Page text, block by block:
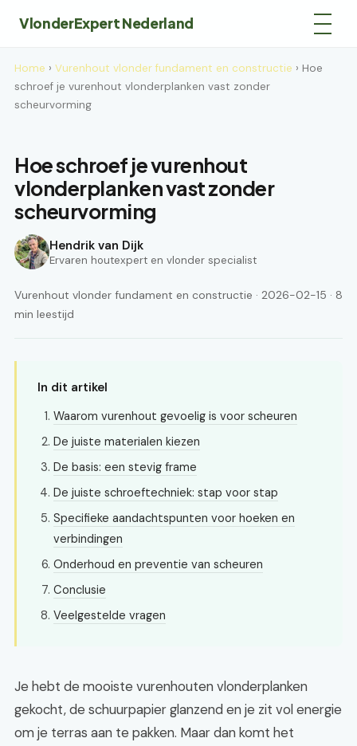
VlonderExpert Nederland
Home › Vurenhout vlonder fundament en constructie › Hoe
schroef je vurenhout vlonderplanken vast zonder
scheurvorming
Hoe schroef je vurenhout
vlonderplanken vast zonder
scheurvorming
Hendrik van Dijk
Ervaren houtexpert en vlonder specialist
Vurenhout vlonder fundament en constructie · 2026-02-15 · 8
min leestijd
In dit artikel
Waarom vurenhout gevoelig is voor scheuren
De juiste materialen kiezen
De basis: een stevig frame
De juiste schroeftechniek: stap voor stap
Specifieke aandachtspunten voor hoeken en
verbindingen
Onderhoud en preventie van scheuren
Conclusie
Veelgestelde vragen
Je hebt de mooiste vurenhouten vlonderplanken
gekocht, de schuurpapier glanzend en je zit vol energie
om je terras aan te pakken. Maar dan komt het